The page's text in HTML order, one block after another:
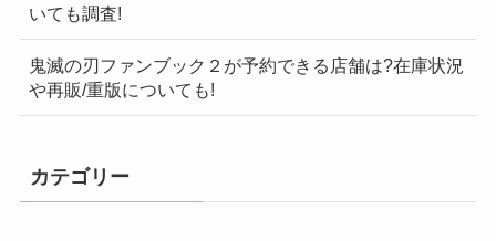
いても調査!
鬼滅の刃ファンブック２が予約できる店舗は?在庫状況
や再販/重版についても!
カテゴリー